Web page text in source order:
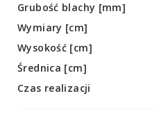
Grubość blachy [mm]
Wymiary [cm]
Wysokość [cm]
Średnica [cm]
Czas realizacji